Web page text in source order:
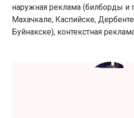
наружная реклама (билборды и
Махачкале, Каспийске,
Буйнакске), контекстная